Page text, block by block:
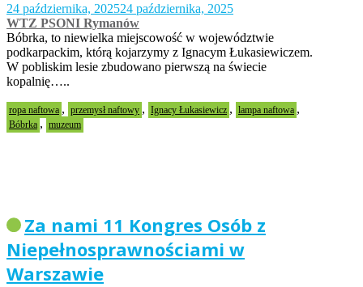
24 października, 202524 października, 2025
WTZ PSONI Rymanów
Bóbrka, to niewielka miejscowość w województwie
podkarpackim, którą kojarzymy z Ignacym Łukasiewiczem.
W pobliskim lesie zbudowano pierwszą na świecie
kopalnię…..
ropa naftowa , przemysł naftowy , Ignacy Łukasiewicz , lampa naftowa ,
Bóbrka , muzeum
Za nami 11 Kongres Osób z
Niepełnosprawnościami w
Warszawie